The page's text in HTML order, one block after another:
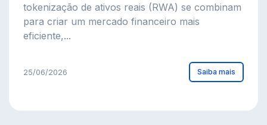
tokenização de ativos reais (RWA) se combinam
para criar um mercado financeiro mais
eficiente,...
25/06/2026 Saiba mais